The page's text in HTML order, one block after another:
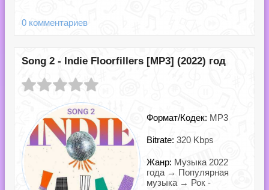
0 комментариев
Song 2 - Indie Floorfillers [MP3] (2022) год
Формат/Кодек: MP3
Bitrate: 320 Kbps
Жанр: Музыка 2022
года → Популярная
музыка → Рок -